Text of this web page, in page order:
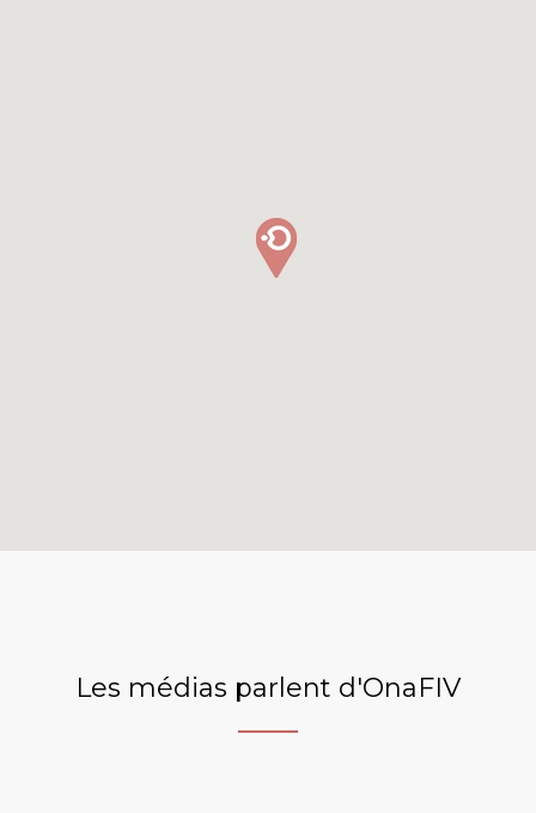
Les médias parlent d'OnaFIV